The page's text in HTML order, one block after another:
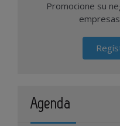
Promocione su
Agenda